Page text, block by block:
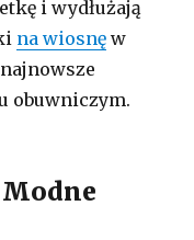
i wydłużają
na wiosnę w
obuwniczym.